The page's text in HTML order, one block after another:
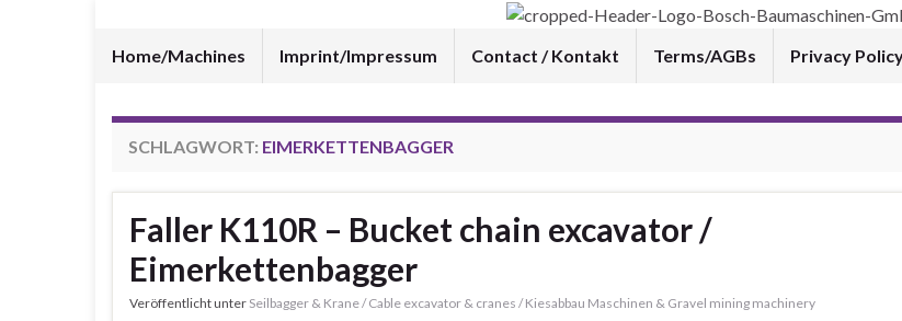
Home/Machines Imprint/Impressum Contact / Kontakt Terms/AGBs Privacy
SCHLAGWORT: EIMERKETTENBAGGER
Faller K110R – Bucket chain excavator /
Eimerkettenbagger
Veröffentlicht unter Seilbagger & Krane / Cable excavator & cranes / Kiesabbau Maschinen & Gravel mining machinery